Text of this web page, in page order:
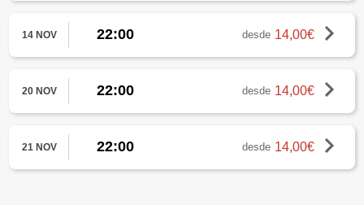
14 NOV 22:00 desde 14,00€
20 NOV 22:00 desde 14,00€
21 NOV 22:00 desde 14,00€